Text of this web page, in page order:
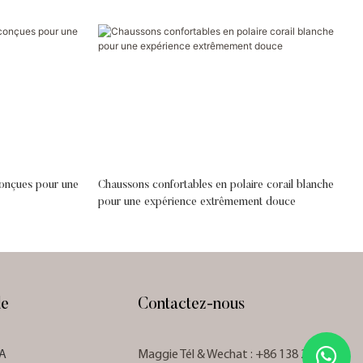
pour une
Chaussons confortables en polaire corail blanche
pour une expérience extrêmement douce
Contactez-nous
Maggie Tél& Wechat : +86 138 2222